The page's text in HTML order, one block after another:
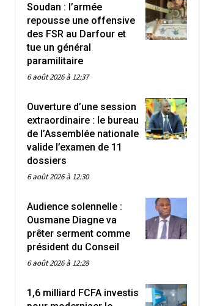
Soudan : l’armée
repousse une offensive
des FSR au Darfour et
tue un général
paramilitaire
6 août 2026 à 12:37
Ouverture d’une session
extraordinaire : le bureau
de l’Assemblée nationale
valide l’examen de 11
dossiers
6 août 2026 à 12:30
Audience solennelle :
Ousmane Diagne va
prêter serment comme
président du Conseil
6 août 2026 à 12:28
1,6 milliard FCFA investis